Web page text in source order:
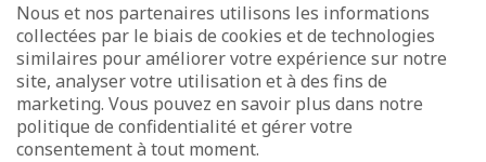
Mit Unterstützung des
Datenschutz und Verwaltung von Cookies
Nous et nos partenaires utilisons les informations
collectées par le biais de cookies et de technologies
similaires pour améliorer votre expérience sur notre
site, analyser votre utilisation et à des fins de
marketing. Vous pouvez en savoir plus dans notre
politique de confidentialité et gérer votre
consentement à tout moment.